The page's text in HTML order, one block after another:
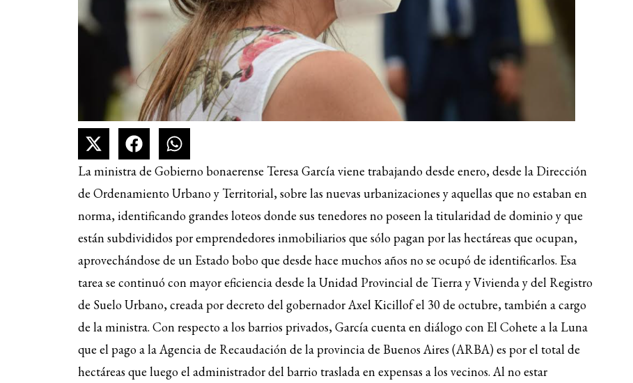
La ministra de Gobierno bonaerense Teresa García viene trabajando desde enero, desde la Dirección
de Ordenamiento Urbano y Territorial, sobre las nuevas urbanizaciones y aquellas que no estaban en
norma, identificando grandes loteos donde sus tenedores no poseen la titularidad de dominio y que
están subdivididos por emprendedores inmobiliarios que sólo pagan por las hectáreas que ocupan,
aprovechándose de un Estado bobo que desde hace muchos años no se ocupó de identificarlos. Esa
tarea se continuó con mayor eficiencia desde la Unidad Provincial de Tierra y Vivienda y del Registro
de Suelo Urbano, creada por decreto del gobernador Axel Kicillof el 30 de octubre, también a cargo
de la ministra. Con respecto a los barrios privados, García cuenta en diálogo con El Cohete a la Luna
que el pago a la Agencia de Recaudación de la provincia de Buenos Aires (ARBA) es por el total de
hectáreas que luego el administrador del barrio traslada en expensas a los vecinos. Al no estar